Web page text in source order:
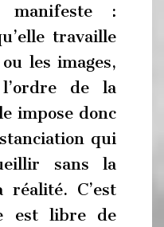
:
travaille
les images,
de la
impose donc
qui
sans la
réalité. C’est
est libre de